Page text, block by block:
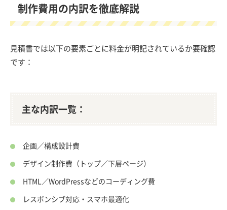
制作費用の内訳を徹底解説
見積書では以下の要素ごとに料金が明記されているか要確認
です：
主な内訳一覧：
企画／構成設計費
デザイン制作費（トップ／下層ページ）
HTML／WordPressなどのコーディング費
レスポンシブ対応・スマホ最適化